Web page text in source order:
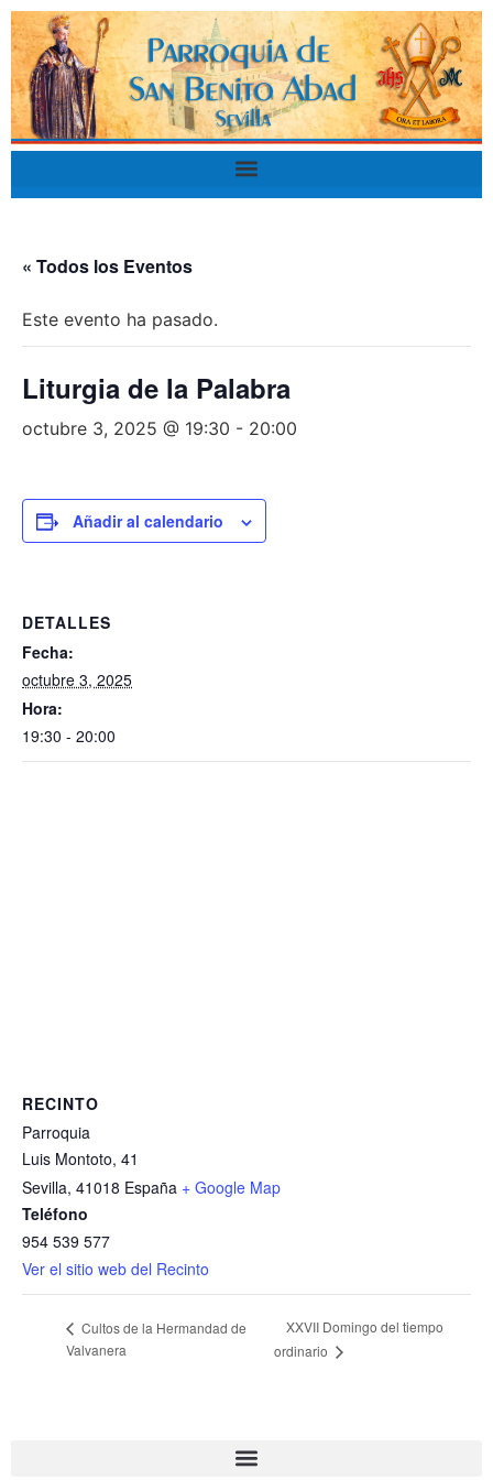
« Todos los Eventos
Este evento ha pasado.
Liturgia de la Palabra
octubre 3, 2025 @ 19:30 - 20:00
Añadir al calendario
DETALLES
Fecha:
octubre 3, 2025
Hora:
19:30 - 20:00
RECINTO
Parroquia
Luis Montoto, 41
Sevilla, 41018 España + Google Map
Teléfono
954 539 577
Ver el sitio web del Recinto
Cultos de la Hermandad de
Valvanera
XXVII Domingo del tiempo
ordinario